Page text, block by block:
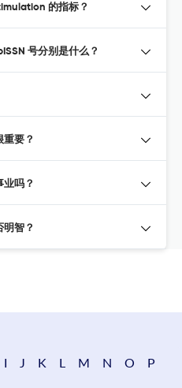
的指标？
号分别是什么？
重要？
吗？
明智？
I J K L M N O P